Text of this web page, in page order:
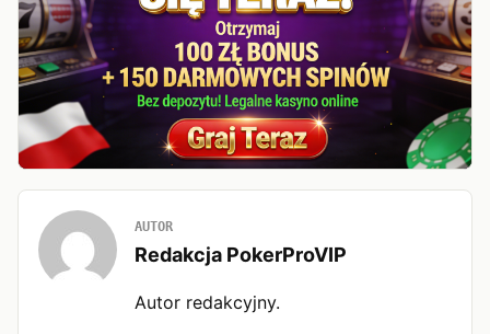
AUTOR
Redakcja PokerProVIP
Autor redakcyjny.